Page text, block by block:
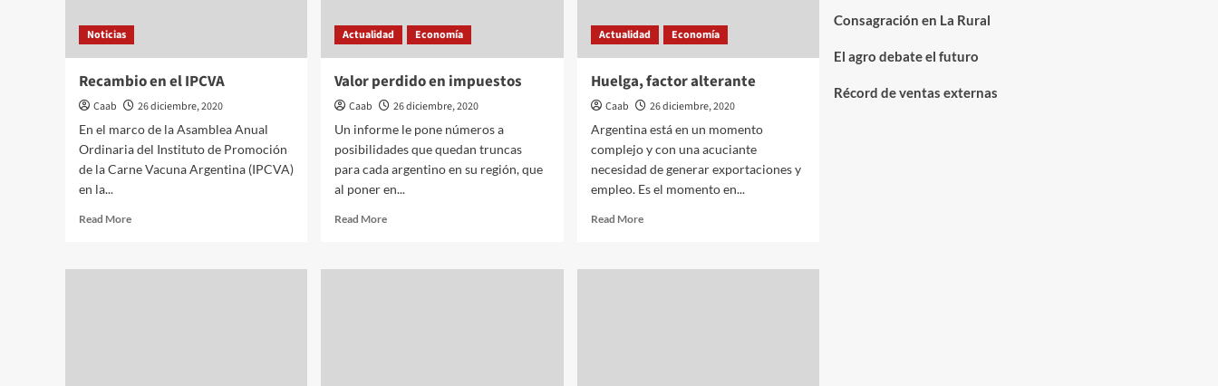
Noticias
Recambio en el IPCVA
Caab
26 diciembre, 2020
En el marco de la Asamblea Anual
Ordinaria del Instituto de Promoción
de la Carne Vacuna Argentina (IPCVA)
en la...
Read MoreRead
Recambio
Actualidad Economía
Valor perdido en impuestos
Caab
26 diciembre, 2020
Un informe le pone números a
posibilidades que quedan truncas
para cada argentino en su región, que
al poner en...
Read MoreRead
Valor
Actualidad Economía
Huelga, factor alterante
Caab
26 diciembre, 2020
Argentina está en un momento
complejo y con una acuciante
necesidad de generar exportaciones y
empleo. Es el momento en...
Read MoreRead
Huelga,
Consagración en La Rural
El agro debate el futuro
Récord de ventas externas